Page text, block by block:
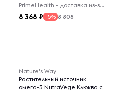
PrimeHealth - доставка из-за рубежа
8 368 -5% 8 808
Nature's Way
Растительный источник
омега-3 NutraVege Клюква с